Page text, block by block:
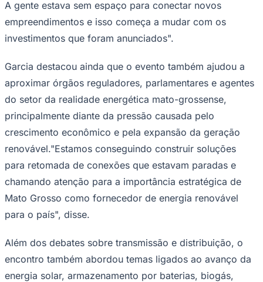
A gente estava sem espaço para conectar novos
empreendimentos e isso começa a mudar com os
investimentos que foram anunciados".
Garcia destacou ainda que o evento também ajudou a
aproximar órgãos reguladores, parlamentares e agentes
do setor da realidade energética mato-grossense,
principalmente diante da pressão causada pelo
crescimento econômico e pela expansão da geração
renovável."Estamos conseguindo construir soluções
para retomada de conexões que estavam paradas e
chamando atenção para a importância estratégica de
Mato Grosso como fornecedor de energia renovável
para o país", disse.
Além dos debates sobre transmissão e distribuição, o
encontro também abordou temas ligados ao avanço da
energia solar, armazenamento por baterias, biogás,